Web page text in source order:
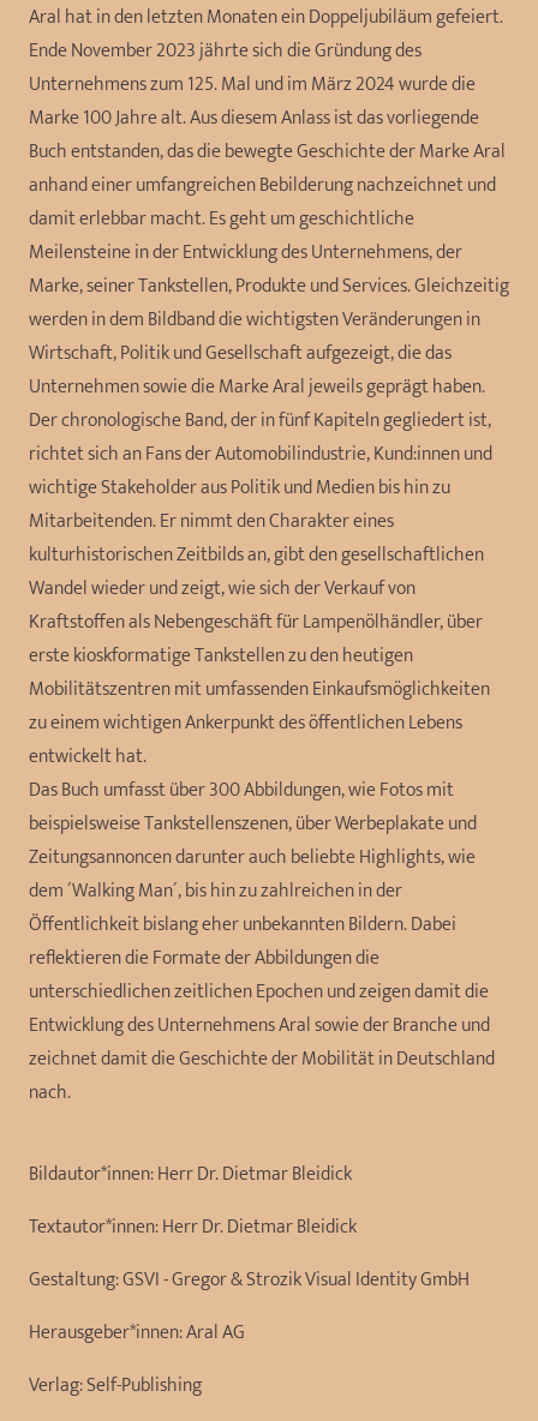
Aral hat in den letzten Monaten ein Doppeljubiläum gefeiert.
Ende November 2023 jährte sich die Gründung des
Unternehmens zum 125. Mal und im März 2024 wurde die
Marke 100 Jahre alt. Aus diesem Anlass ist das vorliegende
Buch entstanden, das die bewegte Geschichte der Marke Aral
anhand einer umfangreichen Bebilderung nachzeichnet und
damit erlebbar macht. Es geht um geschichtliche
Meilensteine in der Entwicklung des Unternehmens, der
Marke, seiner Tankstellen, Produkte und Services. Gleichzeitig
werden in dem Bildband die wichtigsten Veränderungen in
Wirtschaft, Politik und Gesellschaft aufgezeigt, die das
Unternehmen sowie die Marke Aral jeweils geprägt haben.
Der chronologische Band, der in fünf Kapiteln gegliedert ist,
richtet sich an Fans der Automobilindustrie, Kund:innen und
wichtige Stakeholder aus Politik und Medien bis hin zu
Mitarbeitenden. Er nimmt den Charakter eines
kulturhistorischen Zeitbilds an, gibt den gesellschaftlichen
Wandel wieder und zeigt, wie sich der Verkauf von
Kraftstoffen als Nebengeschäft für Lampenölhändler, über
erste kioskformatige Tankstellen zu den heutigen
Mobilitätszentren mit umfassenden Einkaufsmöglichkeiten
zu einem wichtigen Ankerpunkt des öffentlichen Lebens
entwickelt hat.
Das Buch umfasst über 300 Abbildungen, wie Fotos mit
beispielsweise Tankstellenszenen, über Werbeplakate und
Zeitungsannoncen darunter auch beliebte Highlights, wie
dem ´Walking Man´, bis hin zu zahlreichen in der
Öffentlichkeit bislang eher unbekannten Bildern. Dabei
reflektieren die Formate der Abbildungen die
unterschiedlichen zeitlichen Epochen und zeigen damit die
Entwicklung des Unternehmens Aral sowie der Branche und
zeichnet damit die Geschichte der Mobilität in Deutschland
nach.
Bildautor*innen:Herr Dr. Dietmar Bleidick
Textautor*innen:Herr Dr. Dietmar Bleidick
Gestaltung:GSVI - Gregor & Strozik Visual Identity GmbH
Herausgeber*innen:Aral AG
Verlag:Self-Publishing